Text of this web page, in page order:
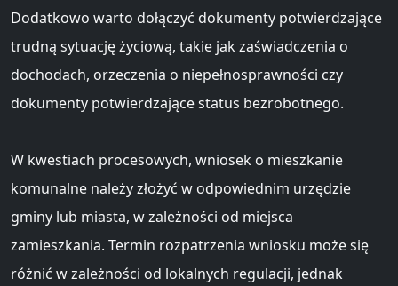
Dodatkowo warto dołączyć dokumenty potwierdzające
trudną sytuację życiową, takie jak zaświadczenia o
dochodach, orzeczenia o niepełnosprawności czy
dokumenty potwierdzające status bezrobotnego.
W kwestiach procesowych, wniosek o mieszkanie
komunalne należy złożyć w odpowiednim urzędzie
gminy lub miasta, w zależności od miejsca
zamieszkania. Termin rozpatrzenia wniosku może się
różnić w zależności od lokalnych regulacji, jednak